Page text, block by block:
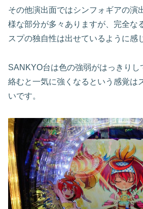
その他演出面ではシンフォギアの演
様な部分が多々ありますが、完全な
スプの独自性は出せているように感
SANKYO台は色の強弱がはっきり
絡むと一気に強くなるという感覚は
いです。